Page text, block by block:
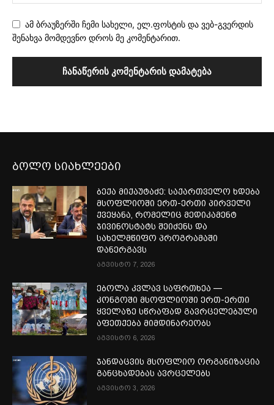
ამ ბრაუზერში ჩემი სახელი, ელ.ფოსტის და ვებ-გვერდის
შენახვა მომდევნო დროს მე კომენტარით.
ბოლო სიახლეები
ბექა მიქაუტაძე: საქართველო ხდება
მსოფლიოში ერთ-ერთი პირველი
ქვეყანა, რომელიც მედიკამენტ
ჯივინოსტატს შეიძენს და
სახელმწიფო პროგრამაში
დანერგავს
აგვისტო 7, 2026
ებოლა კვლავ საფრთხეა —
კონგოში მსოფლიოში ერთ-ერთი
ყველაზე სწრაფად გავრცელებული
აფეთქება მიმდინარეობს
აგვისტო 6, 2026
ჯანდაცვის მსოფლიო ორგანიზაცია
განცხადებას ავრცელებს
აგვისტო 3, 2026